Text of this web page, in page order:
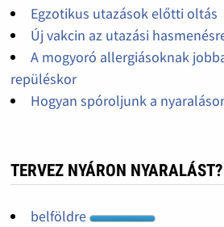
Egzotikus utazások előtti oltás
Új vakcin az utazási
A mogyoró allergiásoknak
repüléskor
Hogyan spóroljunk a
TERVEZ NYÁRON
belföldre